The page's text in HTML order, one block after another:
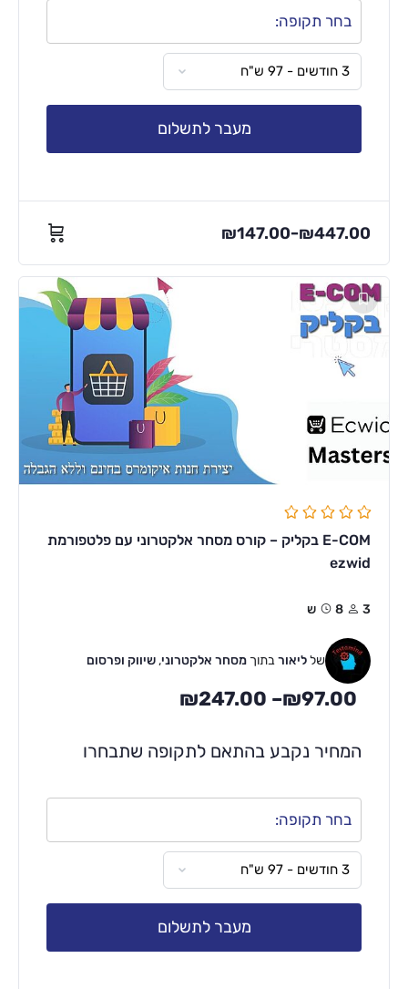
בחר תקופה:
מעבר לתשלום
₪147.00–₪447.00
E-COM בקליק – קורס מסחר אלקטרוני עם פלטפורמת
ezwid
3 8ש
שלליאורבתוך מסחר אלקטרוני,שיווק ופרסום
₪97.00
–
₪247.00
המחיר נקבע בהתאם לתקופה שתבחרו
בחר תקופה:
מעבר לתשלום